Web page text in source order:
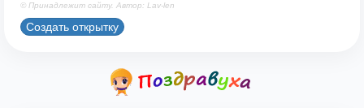
© Принадлежит сайту. Автор: Lav-len
Создать открытку